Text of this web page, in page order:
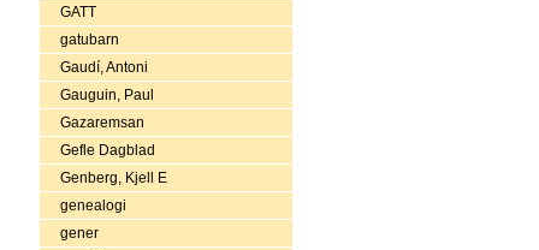
GATT
gatubarn
Gaudí, Antoni
Gauguin, Paul
Gazaremsan
Gefle Dagblad
Genberg, Kjell E
genealogi
gener